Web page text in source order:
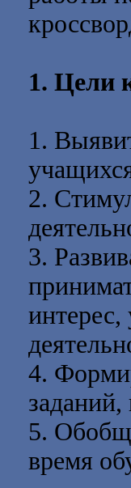
1. Цели
1.
2.
3.
4.
заданий,
5.
время